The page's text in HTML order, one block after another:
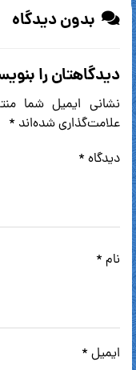
بدون دیدگاه
دیدگاهتان را
نشانی ایمیل شما
علامت‌گذاری شده‌اند *
دیدگاه *
نام *
ایمیل *